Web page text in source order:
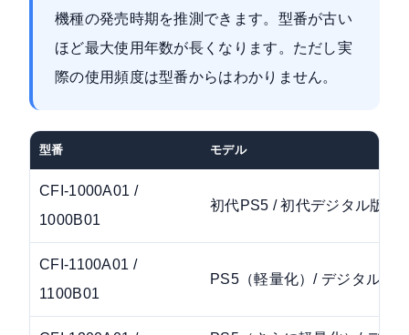
機種の発売時期を推測できます。型番が古い
ほど最大使用年数が長くなります。ただし実
際の使用頻度は型番からはわかりません。
型番 モデル
CFI-1000A01 /
1000B01
初代PS5 / 初代デジタル版
CFI-1100A01 /
1100B01
PS5（軽量化）/ デジタル版